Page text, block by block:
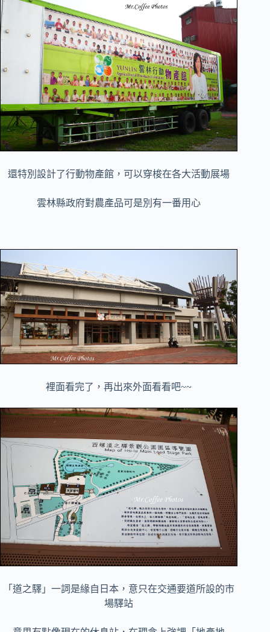
還特別設計了行動物產館，可以穿梭在各大活動展場
雲林縣政府對農產品可是別有一番用心
裡面看完了，再出來外面看看吧~~
「道之驛」一詞是緣自日本，意只在交通要道所設的市
場驛站